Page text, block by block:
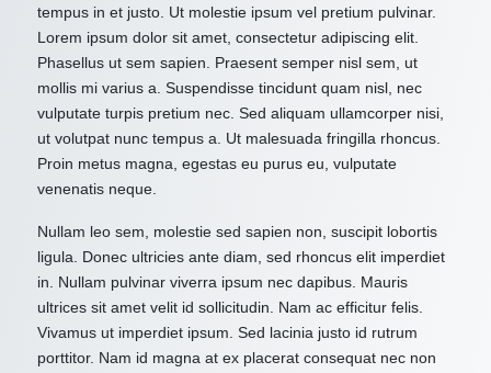
tempus in et justo. Ut molestie ipsum vel pretium pulvinar.
Lorem ipsum dolor sit amet, consectetur adipiscing elit.
Phasellus ut sem sapien. Praesent semper nisl sem, ut
mollis mi varius a. Suspendisse tincidunt quam nisl, nec
vulputate turpis pretium nec. Sed aliquam ullamcorper nisi,
ut volutpat nunc tempus a. Ut malesuada fringilla rhoncus.
Proin metus magna, egestas eu purus eu, vulputate
venenatis neque.
Nullam leo sem, molestie sed sapien non, suscipit lobortis
ligula. Donec ultricies ante diam, sed rhoncus elit imperdiet
in. Nullam pulvinar viverra ipsum nec dapibus. Mauris
ultrices sit amet velit id sollicitudin. Nam ac efficitur felis.
Vivamus ut imperdiet ipsum. Sed lacinia justo id rutrum
porttitor. Nam id magna at ex placerat consequat nec non